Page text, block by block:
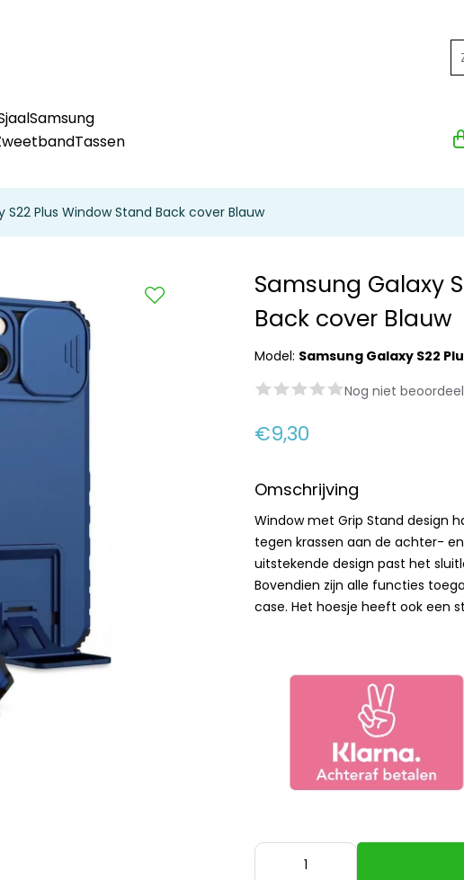
Samsung
Tassen
S22 Plus Window Stand Back cover Blauw
Samsung Galaxy
Back cover Blauw
Model: Samsung Galaxy S22
Nog niet
€9,30
Omschrijving
Window met Grip Stand design
tegen krassen aan de achter-
uitstekende design past het
Bovendien zijn alle functies
case. Het hoesje heeft ook een